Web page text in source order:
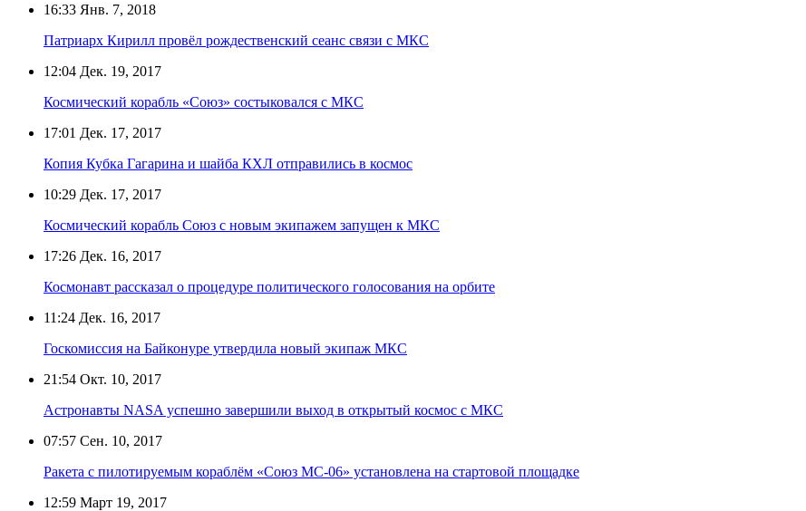
16:33 Янв. 7, 2018
Патриарх Кирилл провёл рождественский сеанс связи с МКС
12:04 Дек. 19, 2017
Космический корабль «Союз» состыковался с МКС
17:01 Дек. 17, 2017
Копия Кубка Гагарина и шайба КХЛ отправились в космос
10:29 Дек. 17, 2017
Космический корабль Союз с новым экипажем запущен к МКС
17:26 Дек. 16, 2017
Космонавт рассказал о процедуре политического голосования на орбите
11:24 Дек. 16, 2017
Госкомиссия на Байконуре утвердила новый экипаж МКС
21:54 Окт. 10, 2017
Астронавты NASA успешно завершили выход в открытый космос с МКС
07:57 Сен. 10, 2017
Ракета с пилотируемым кораблём «Союз МС-06» установлена на стартовой площадке
12:59 Март 19, 2017